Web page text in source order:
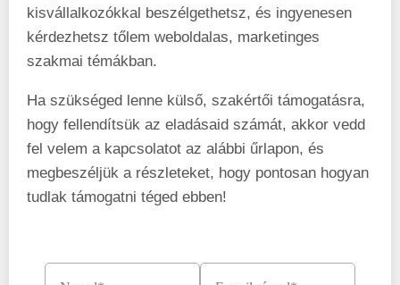
kisvállalkozókkal beszélgethetsz, és ingyenesen
kérdezhetsz tőlem weboldalas, marketinges
szakmai témákban.
Ha szükséged lenne külső, szakértői támogatásra,
hogy fellendítsük az eladásaid számát, akkor vedd
fel velem a kapcsolatot az alábbi űrlapon, és
megbeszéljük a részleteket, hogy pontosan hogyan
tudlak támogatni téged ebben!